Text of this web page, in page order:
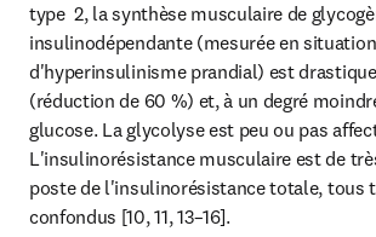
type  2, la synthèse musculaire de
insulinodépendante (mesurée en situation
d'hyperinsulinisme prandial) est
(réduction de 60 %) et, à un degré
glucose. La glycolyse est peu ou pas
L'insulinorésistance musculaire est de
poste de l'insulinorésistance totale, tous
confondus [10, 11, 13–16].